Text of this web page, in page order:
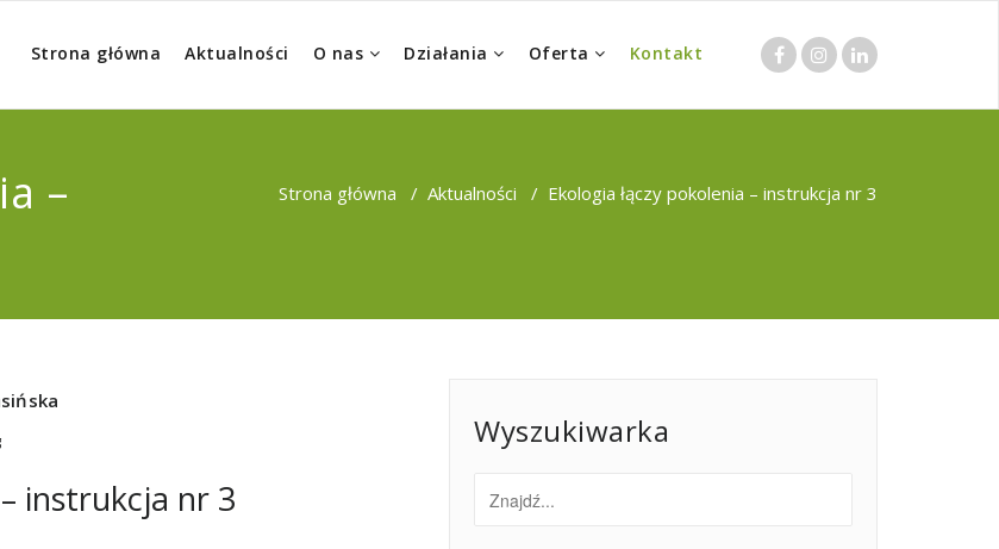
Strona główna Aktualności O nas Działania Oferta Kontakt
– Strona główna / Aktualności / Ekologia łączy pokolenia – instrukcja nr 3
instrukcja nr 3
Wyszukiwarka